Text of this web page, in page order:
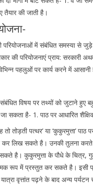
तैयार की जाती है।
परियोजनाओं में संबंधित समस्या से
की परियोजनाएं प्राय: सरकारी
पहलुओं पर कार्य करने में आसानी
विषय पर तथ्यों को जुटाने
सकता है- 1. पाठ पर आधारित
तो तोड़ती पत्थर’ या ‘कुकुरमुत्ता’
कर लिख सकते है। उनकी तुलना
है। कुकुरमुत्ता के पौधे के चित्र,
रूप में प्रस्तुत कर सकते है। इसी
वृत्तांत पढ़ने के बाद अन्य